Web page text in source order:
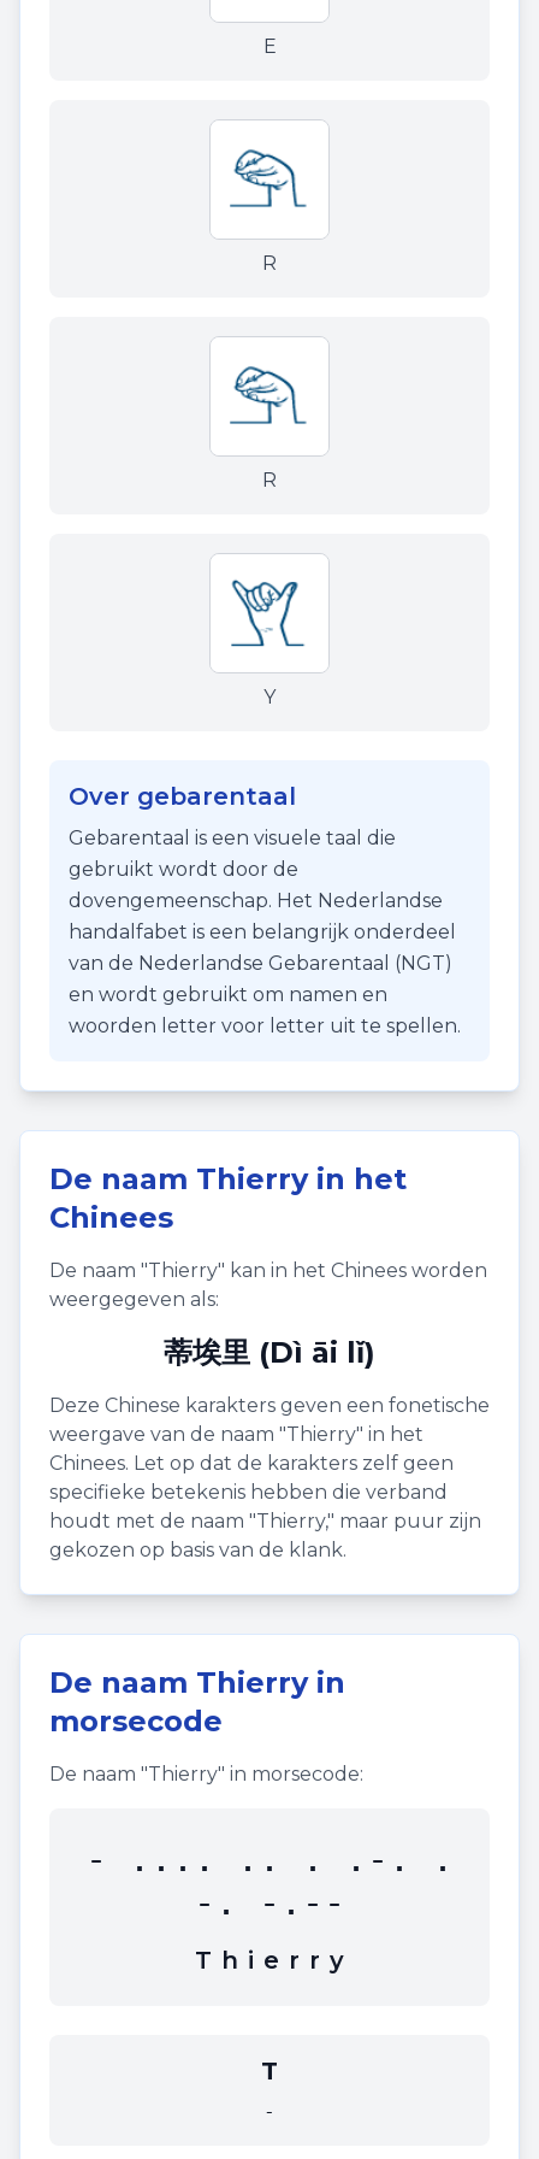
E
R
R
Y
Over gebarentaal
Gebarentaal is een visuele taal die
gebruikt wordt door de
dovengemeenschap. Het Nederlandse
handalfabet is een belangrijk onderdeel
van de Nederlandse Gebarentaal (NGT)
en wordt gebruikt om namen en
woorden letter voor letter uit te spellen.
De naam Thierryin het
Chinees
De naam "Thierry" kan in het Chinees worden
weergegeven als:
蒂埃里 (Dì āi lǐ)
Deze Chinese karakters geven een fonetische
weergave van de naam "Thierry" in het
Chinees. Let op dat de karakters zelf geen
specifieke betekenis hebben die verband
houdt met de naam "Thierry," maar puur zijn
gekozen op basis van de klank.
De naam Thierryin
morsecode
De naam "Thierry" in morsecode:
- .... .. . .-. .
-. -.--
T h i e r r y
T
-